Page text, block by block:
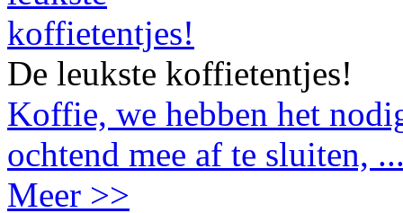
De leukste koffietentjes!
Koffie, we hebben het
ochtend mee af te sluiten,
Meer >>